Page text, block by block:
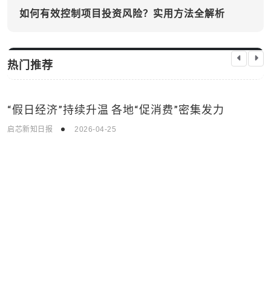
如何有效控制项目投资风险？实用方法全解析
热门推荐
国际新闻
“假日经济”持续升温 各地“促消费”密集发力
启芯新知日报 2026-04-25